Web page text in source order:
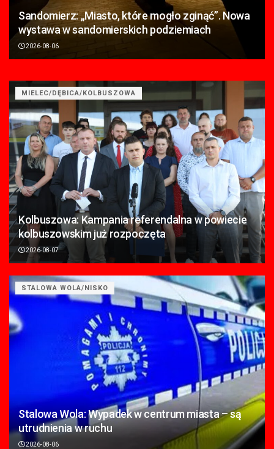
Sandomierz: „Miasto, które mogło zginąć”. Nowa
wystawa w sandomierskich podziemiach
2026-08-06
MIELEC/DĘBICA/KOLBUSZOWA
Kolbuszowa: Kampania referendalna w powiecie
kolbuszowskim już rozpoczęta
2026-08-07
STALOWA WOLA/NISKO
Stalowa Wola: Wypadek w centrum miasta – są
utrudnienia w ruchu
2026-08-06